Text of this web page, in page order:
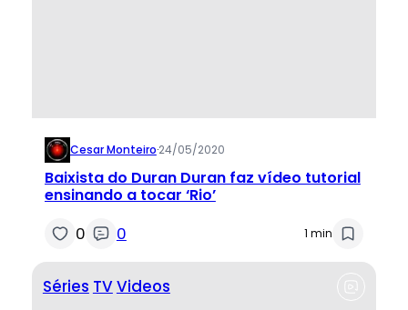
Cesar Monteiro·24/05/2020
Baixista do Duran Duran faz vídeo tutorial
ensinando a tocar ‘Rio’
0 0 1 min
Séries TVVideos